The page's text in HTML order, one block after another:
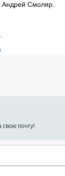
Андрей Смоляр.
свою почту!